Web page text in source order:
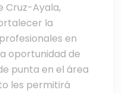
Cruz-Ayala,
la
en
oportunidad de
punta en el área
les permitirá